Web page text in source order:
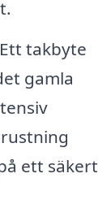
Ett takbyte
gamla
ett säkert